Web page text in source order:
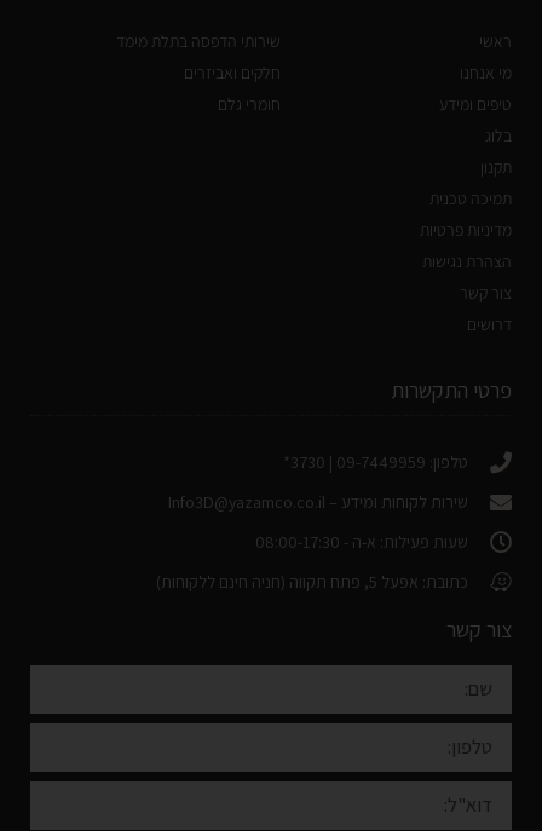
ראשי
מי אנחנו
טיפים ומידע
בלוג
תקנון
תמיכה טכנית
מדיניות פרטיות
הצהרת נגישות
צור קשר
דרושים
שירותי הדפסה בתלת מימד
חלקים ואביזרים
חומרי גלם
פרטי התקשרות
טלפון: 09-7449959 | 3730*
שירות לקוחות ומידע – Info3D@yazamco.co.il
שעות פעילות: א-ה - 08:00-17:30
כתובת: אפעל 5, פתח תקווה (חניה חינם ללקוחות)
צור קשר